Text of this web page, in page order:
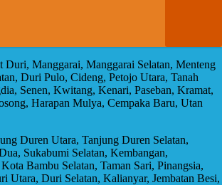
Duri, Manggarai, Manggarai Selatan, Menteng
Duri Pulo, Cideng, Petojo Utara, Tanah
Senen, Kwitang, Kenari, Paseban, Kramat,
Harapan Mulya, Cempaka Baru, Utan
Duren Utara, Tanjung Duren Selatan,
Sukabumi Selatan, Kembangan,
Bambu Selatan, Taman Sari, Pinangsia,
Utara, Duri Selatan, Kalianyar, Jembatan Besi,